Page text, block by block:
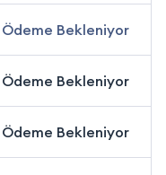
Ödeme Bekleniyor
Ödeme Bekleniyor
Ödeme Bekleniyor